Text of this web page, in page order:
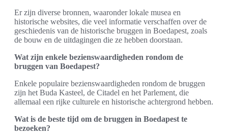
Er zijn diverse bronnen, waaronder lokale musea en
historische websites, die veel informatie verschaffen over de
geschiedenis van de historische bruggen in Boedapest, zoals
de bouw en de uitdagingen die ze hebben doorstaan.
Wat zijn enkele bezienswaardigheden rondom de
bruggen van Boedapest?
Enkele populaire bezienswaardigheden rondom de bruggen
zijn het Buda Kasteel, de Citadel en het Parlement, die
allemaal een rijke culturele en historische achtergrond hebben.
Wat is de beste tijd om de bruggen in Boedapest te
bezoeken?